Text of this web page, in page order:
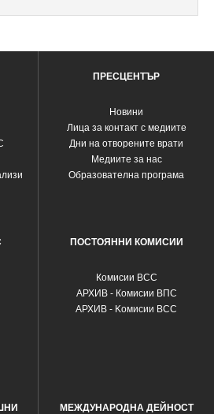
ПРЕСЦЕНТЪР
Новини
Лица за контакт с медиите
Дни на отворените врати
Медиите за нас
Образователна програма
ПОСТОЯННИ КОМИСИИ
Комисии ВСС
АРХИВ - Комисии ВПС
АРХИВ - Kомисии ВСС
МЕЖДУНАРОДНА ДЕЙНОСТ